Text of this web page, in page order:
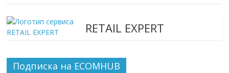
RETAIL EXPERT
Подписка на ECOMHUB